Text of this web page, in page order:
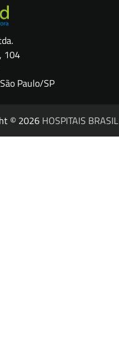
104
Paulo/SP
© 2026 HOSPITAIS BRASIL